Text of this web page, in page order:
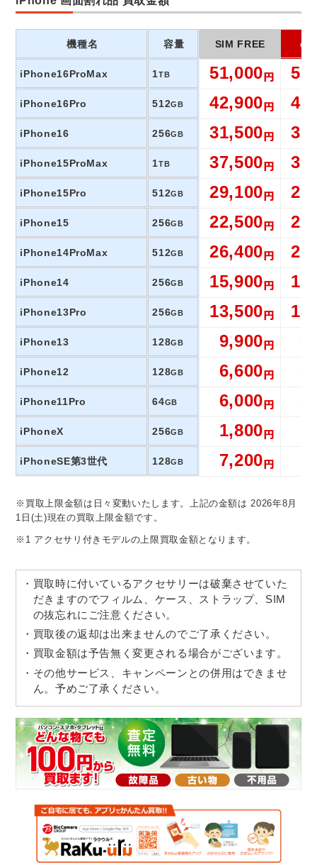
機種名 容量 SIM FREE
iPhone16ProMax 1TB 51,000
iPhone16Pro 512GB 42,900
iPhone16 256GB 31,500
iPhone15ProMax 1TB 37,500
iPhone15Pro 512GB 29,100
iPhone15 256GB 22,500
iPhone14ProMax 512GB 26,400
iPhone14 256GB 15,900
iPhone13Pro 256GB 13,500
iPhone13 128GB 9,900
iPhone12 128GB 6,600
iPhone11Pro 64GB 6,000
iPhoneX 256GB 1,800
iPhoneSE第3世代 128GB 7,200
※買取上限金額は日々変動いたします。上記の金額は 2026年8月
1日(土)現在の買取上限金額です。
※1 アクセサリ付きモデルの上限買取金額となります。
買取時に付いているアクセサリーは破棄させていた
だきますのでフィルム、ケース、ストラップ、SIM
の抜忘れにご注意ください。
買取後の返却は出来ませんのでご了承ください。
買取金額は予告無く変更される場合がございます。
その他サービス、キャンペーンとの併用はできませ
ん。予めご了承ください。